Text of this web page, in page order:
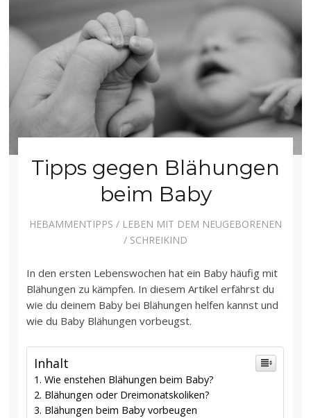
Tipps gegen Blähungen
beim Baby
HEBAMMENTIPPS / LEBEN MIT DEM NEUGEBORENEN
/ SCHREIKIND
In den ersten Lebenswochen hat ein Baby häufig mit
Blähungen zu kämpfen. In diesem Artikel erfährst du
wie du deinem Baby bei Blähungen helfen kannst und
wie du Baby Blähungen vorbeugst.
Inhalt
Wie enstehen Blähungen beim Baby?
Blähungen oder Dreimonatskoliken?
Blähungen beim Baby vorbeugen